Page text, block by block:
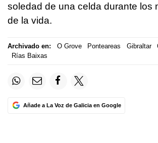
soledad de una celda durante los
de la vida.
Archivado en: O Grove Ponteareas Gibraltar
Rías Baixas
Añade a La Voz de Galicia en Google